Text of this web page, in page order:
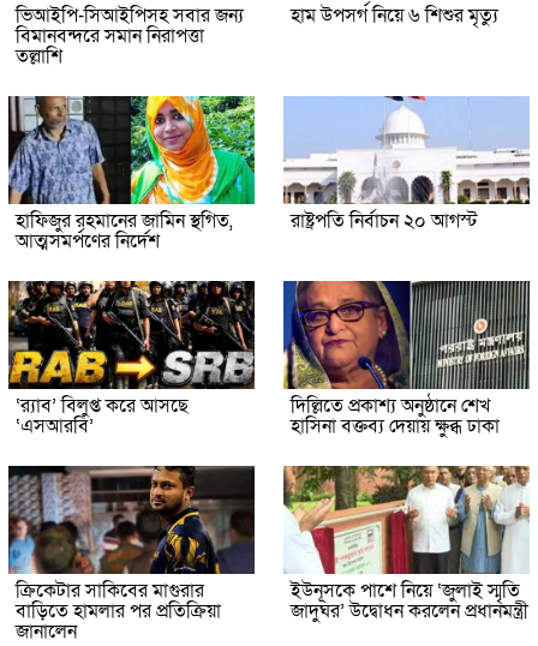
ভিআইপি-সিআইপিসহ সবার জন্য
বিমানবন্দরে সমান নিরাপত্তা
তল্লাশি
হাম উপসর্গ নিয়ে ৬ শিশুর মৃত্যু
হাফিজুর রহমানের জামিন স্থগিত,
আত্মসমর্পণের নির্দেশ
রাষ্ট্রপতি নির্বাচন ২০ আগস্ট
‘র‍্যাব’ বিলুপ্ত করে আসছে
‘এসআরবি’
দিল্লিতে প্রকাশ্য অনুষ্ঠানে শেখ
হাসিনা বক্তব্য দেয়ায় ক্ষুব্ধ ঢাকা
ক্রিকেটার সাকিবের মাগুরার
বাড়িতে হামলার পর প্রতিক্রিয়া
জানালেন
ইউনূসকে পাশে নিয়ে ‘জুলাই স্মৃতি
জাদুঘর’ উদ্বোধন করলেন প্রধানমন্ত্রী